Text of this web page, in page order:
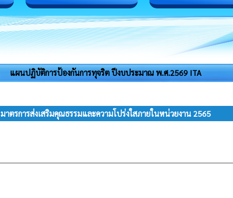
แผนปฏิบัติการป้องกันการทุจริต ปีงบประมาณ พ.ศ.2569 ITA
มาตรการส่งเสริมคุณธรรมและความโปร่งใสภายในหน่วยงาน 2565